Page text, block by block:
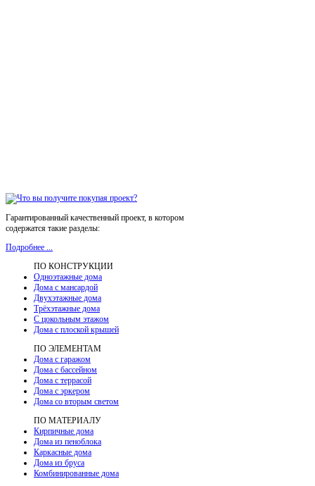
Гарантированный качественный проект, в котором
содержатся такие разделы:
Подробнее ...
ПО КОНСТРУКЦИИ
Одноэтажные дома
Дома с мансардой
Двухэтажные дома
Трёхэтажные дома
С цокольным этажом
Дома с плоской крышей
ПО ЭЛЕМЕНТАМ
Дома с гаражом
Дома с бассейном
Дома с террасой
Дома с эркером
Дома со вторым светом
ПО МАТЕРИАЛУ
Кирпичные дома
Дома из пеноблока
Каркасные дома
Дома из бруса
Комбинированные дома